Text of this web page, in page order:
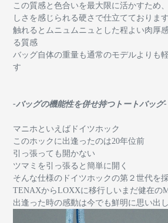
この質感と色合いを最大限に活かすため
しさを感じられる硬さで仕立てております
触れるとムニュムニュとした程よい肉厚
る質感
バッグ自体の重量も通常のモデルよりも
す
-バッグの機能性を併せ持つトートバッグ-
マニホといえばドイツホック
このホックに出逢ったのは20年位前
引っ張っても開かない
ツマミを引っ張ると簡単に開く
そんな仕様のドイツホックの第２世代を
TENAXからLOXXに移行しいまだ健在の
出逢った時の感動は今でも鮮明に思い出